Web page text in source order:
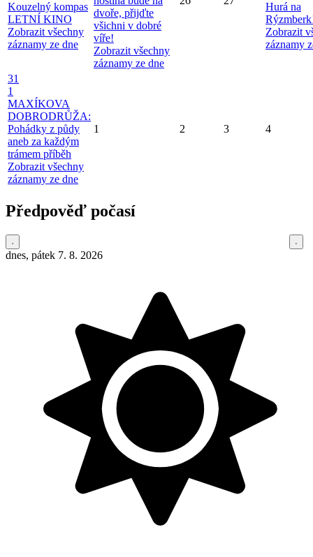
Kouzelný kompas
LETNÍ KINO
Zobrazit všechny
záznamy ze dne
dvoře, přijďte
všichni v dobré
víře!
Zobrazit všechny
záznamy ze dne
Hurá na
Zobrazit
záznamy
31
1
MAXÍKOVA
DOBRODRŮŽA:
Pohádky z půdy
aneb za každým
trámem příběh
Zobrazit všechny
záznamy ze dne
1 2 3 4
Předpověď počasí
dnes, pátek 7. 8. 2026